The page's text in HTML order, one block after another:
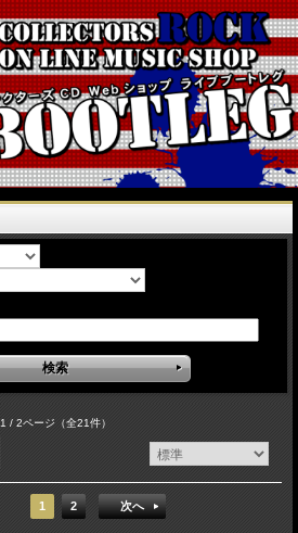
1 / 2ページ（全21件）
1 2 次へ